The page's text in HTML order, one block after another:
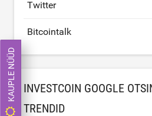
Twitter
Bitcointalk
INVESTCOIN GOOGLE
TRENDID
KAUPLE NÜÜD